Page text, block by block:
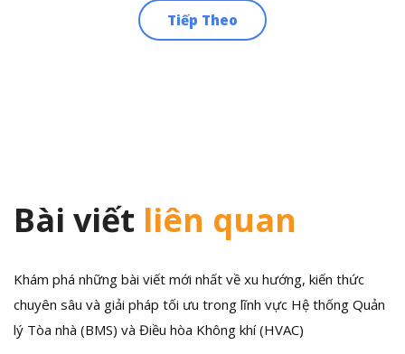
Tiếp Theo
Bài viết liên quan
Khám phá những bài viết mới nhất về xu hướng, kiến thức
chuyên sâu và giải pháp tối ưu trong lĩnh vực Hệ thống Quản
lý Tòa nhà (BMS) và Điều hòa Không khí (HVAC)